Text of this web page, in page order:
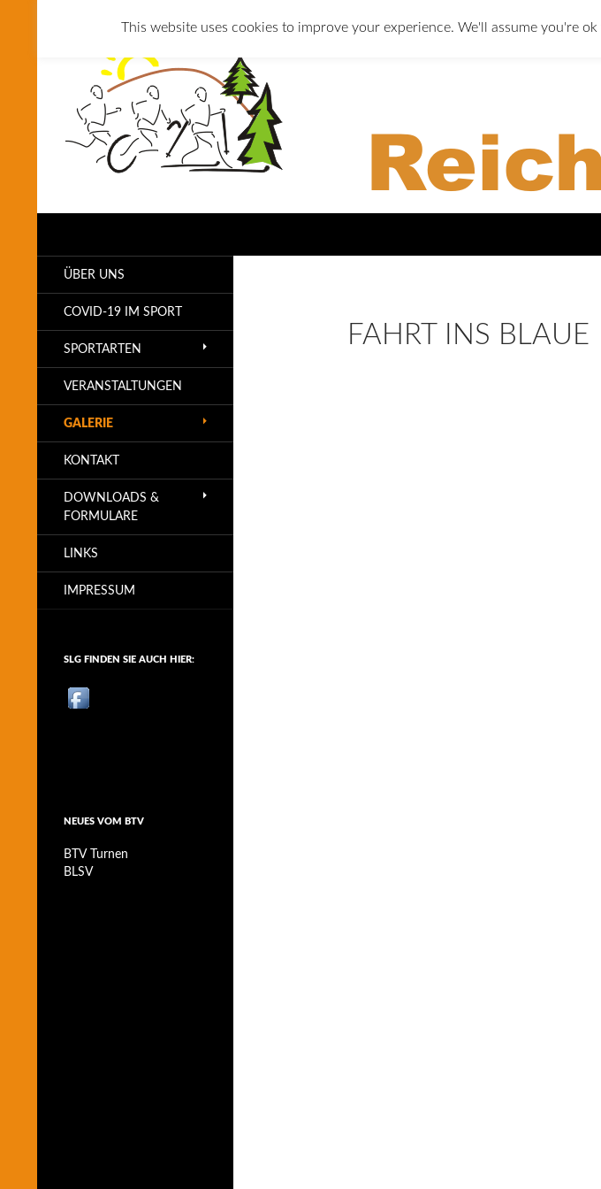
This website uses cookies to improve your experience. We'll assume you're
FAHRT INS BLAUE
ÜBER UNS
COVID-19 IM SPORT
SPORTARTEN
VERANSTALTUNGEN
GALERIE
KONTAKT
DOWNLOADS &
FORMULARE
LINKS
IMPRESSUM
SLG FINDEN SIE AUCH HIER:
NEUES VOM BTV
BTV Turnen
BLSV